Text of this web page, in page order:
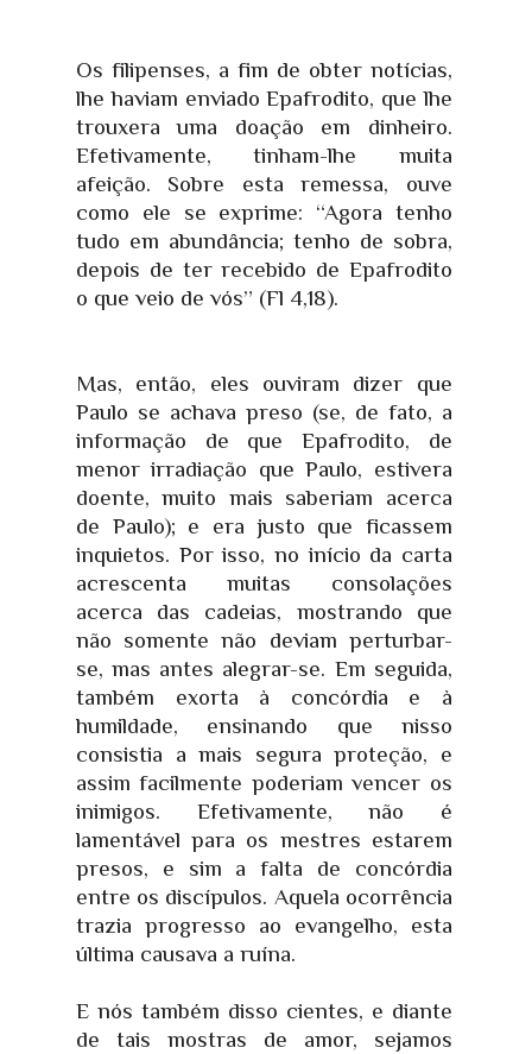
Os filipenses, a fim de obter notícias,
lhe haviam enviado Epafrodito, que lhe
trouxera uma doação em dinheiro.
Efetivamente, tinham-lhe muita
afeição. Sobre esta remessa, ouve
como ele se exprime: “Agora tenho
tudo em abundância; tenho de sobra,
depois de ter recebido de Epafrodito
o que veio de vós” (Fl 4,18).
Mas, então, eles ouviram dizer que
Paulo se achava preso (se, de fato, a
informação de que Epafrodito, de
menor irradiação que Paulo, estivera
doente, muito mais saberiam acerca
de Paulo); e era justo que ficassem
inquietos. Por isso, no início da carta
acrescenta muitas consolações
acerca das cadeias, mostrando que
não somente não deviam perturbar-
se, mas antes alegrar-se. Em seguida,
também exorta à concórdia e à
humildade, ensinando que nisso
consistia a mais segura proteção, e
assim facilmente poderiam vencer os
inimigos. Efetivamente, não é
lamentável para os mestres estarem
presos, e sim a falta de concórdia
entre os discípulos. Aquela ocorrência
trazia progresso ao evangelho, esta
última causava a ruína.
E nós também disso cientes, e diante
de tais mostras de amor, sejamos